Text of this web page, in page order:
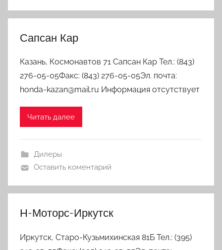
Сапсан Кар
Казань, Космонавтов 71 Сапсан Кар Тел.: (843)
276-05-05Факс: (843) 276-05-05Эл. почта:
honda-kazan@mail.ru Информация отсутствует
Читать далее
Дилеры
Оставить коментарий
Н-Моторс-Иркутск
Иркутск, Старо-Кузьмихинская 81Б Тел.: (395)